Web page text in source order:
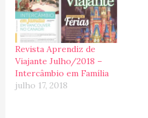
Revista Aprendiz de
Viajante Julho/2018 –
Intercâmbio em Família
julho 17, 2018